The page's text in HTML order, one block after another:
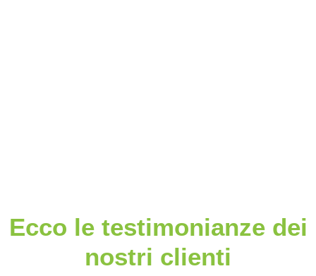
Ecco le testimonianze dei
nostri clienti